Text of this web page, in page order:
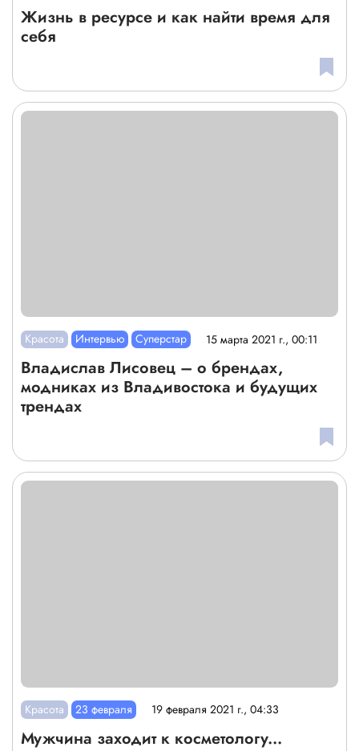
Жизнь в ресурсе и как найти время для
себя
Красота Интервью Суперстар 15 марта 2021 г., 00:11
Владислав Лисовец – о брендах,
модниках из Владивостока и будущих
трендах
Красота 23 февраля 19 февраля 2021 г., 04:33
Мужчина заходит к косметологу...